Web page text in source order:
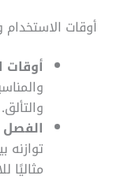
أوقات
أوقات
والتألق.
توازنه